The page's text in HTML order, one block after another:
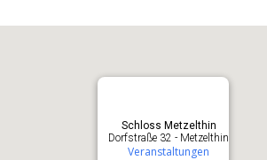
Schloss Metzelthin
Dorfstraße 32 - Metzelthin
Veranstaltungen